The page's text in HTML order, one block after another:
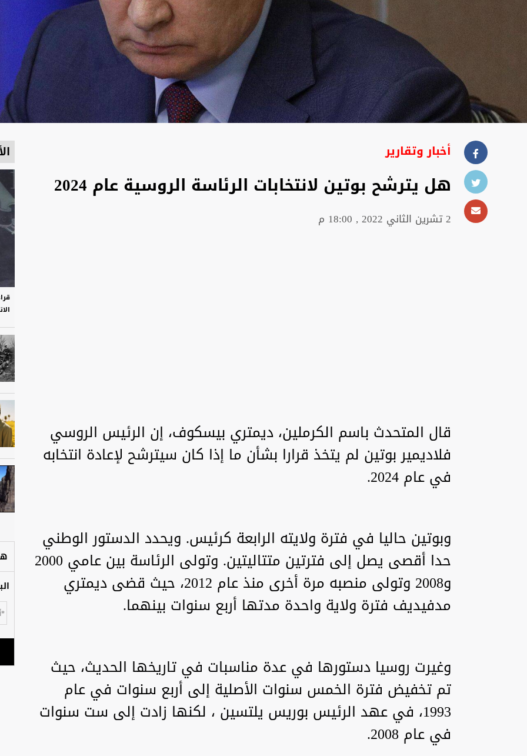
أخبار وتقارير
هل يترشح بوتين لانتخابات الرئاسة الروسية عام 2024
2 تشرين الثاني 2022 , 18:00 م
قال المتحدث باسم الكرملين، ديمتري بيسكوف، إن الرئيس الروسي
فلاديمير بوتين لم يتخذ قرارا بشأن ما إذا كان سيترشح لإعادة انتخابه
في عام 2024.
وبوتين حاليا في فترة ولايته الرابعة كرئيس. ويحدد الدستور الوطني
حدا أقصى يصل إلى فترتين متتاليتين. وتولى الرئاسة بين عامي 2000
و2008 وتولى منصبه مرة أخرى منذ عام 2012، حيث قضى ديمتري
مدفيديف فترة ولاية واحدة مدتها أربع سنوات بينهما.
وغيرت روسيا دستورها في عدة مناسبات في تاريخها الحديث، حيث
تم تخفيض فترة الخمس سنوات الأصلية إلى أربع سنوات في عام
1993، في عهد الرئيس بوريس يلتسين ، لكنها زادت إلى ست سنوات
في عام 2008.